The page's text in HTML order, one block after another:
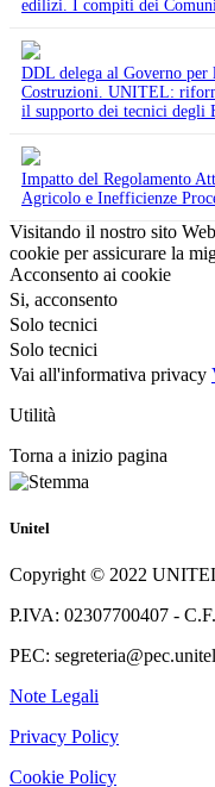
edilizi. I compiti dei Comuni.
DDL delega al Governo per
Costruzioni. UNITEL:
il supporto dei tecnici degli
Impatto del Regolamento
Agricolo e Inefficienze
Visitando il nostro sito
cookie per assicurare la
Acconsento ai cookie
Si, acconsento
Solo tecnici
Solo tecnici
Vai all'informativa privacy
Utilità
Torna a inizio pagina
Unitel
Copyright © 2022
P.IVA: 02307700407 -
PEC:
Note Legali
Privacy Policy
Cookie Policy